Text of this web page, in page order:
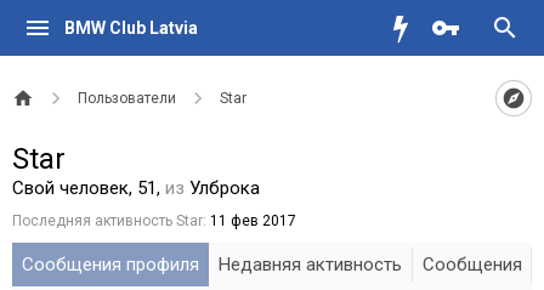
BMW Club Latvia
Пользователи Star
Star
Свой человек, 51, из Улброка
Последняя активность Star: 11 фев 2017
Сообщения профиля Недавняя активность
Сообщения